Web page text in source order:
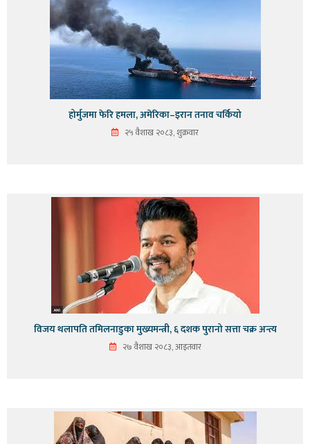
होर्मुजमा फेरि हमला, अमेरिका–इरान तनाव चर्कियो
२५ वैशाख २०८३, शुक्रवार
विजय थलापति तमिलनाडुका मुख्यमन्त्री, ६ दशक पुरानो सत्ता चक्र अन्त्य
२७ वैशाख २०८३, आइतवार